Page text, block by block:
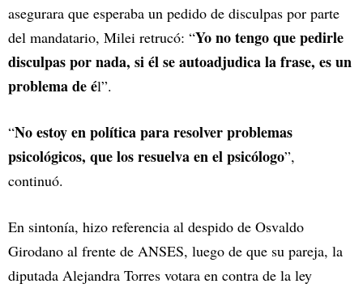
asegurara que esperaba un pedido de disculpas por parte
del mandatario, Milei retrucó: “Yo no tengo que pedirle
disculpas por nada, si él se autoadjudica la frase, es un
problema de él”.
“No estoy en política para resolver problemas
psicológicos, que los resuelva en el psicólogo”,
continuó.
En sintonía, hizo referencia al despido de Osvaldo
Girodano al frente de ANSES, luego de que su pareja, la
diputada Alejandra Torres votara en contra de la ley